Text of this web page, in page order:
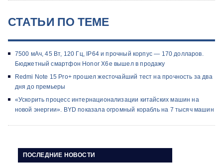
СТАТЬИ ПО ТЕМЕ
7500 мАч, 45 Вт, 120 Гц, IP64 и прочный корпус — 170 долларов.
Бюджетный смартфон Honor X6e вышел в продажу
Redmi Note 15 Pro+ прошел жесточайший тест на прочность за два
дня до премьеры
«Ускорить процесс интернационализации китайских машин на
новой энергии». BYD показала огромный корабль на 7 тысяч машин
ПОСЛЕДНИЕ НОВОСТИ